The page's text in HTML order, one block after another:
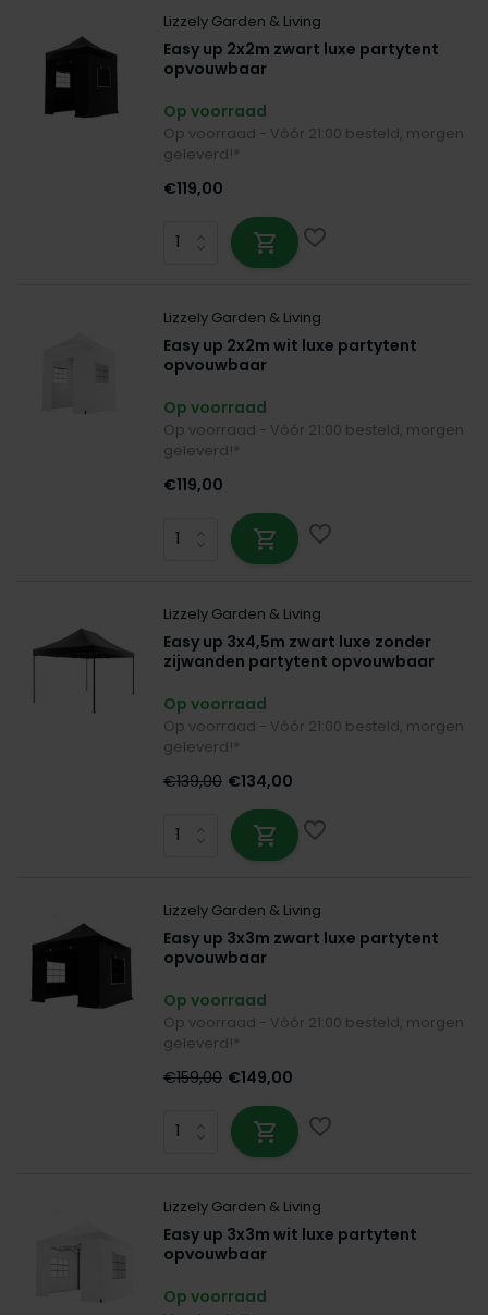
Lizzely Garden & Living
Easy up 2x2m zwart luxe partytent
opvouwbaar
Op voorraad
Op voorraad - Vóór 21:00 besteld, morgen
geleverd!*
€119,00
Lizzely Garden & Living
Easy up 2x2m wit luxe partytent
opvouwbaar
Op voorraad
Op voorraad - Vóór 21:00 besteld, morgen
geleverd!*
€119,00
Lizzely Garden & Living
Easy up 3x4,5m zwart luxe zonder
zijwanden partytent opvouwbaar
Op voorraad
Op voorraad - Vóór 21:00 besteld, morgen
geleverd!*
€139,00 €134,00
Lizzely Garden & Living
Easy up 3x3m zwart luxe partytent
opvouwbaar
Op voorraad
Op voorraad - Vóór 21:00 besteld, morgen
geleverd!*
€159,00 €149,00
Lizzely Garden & Living
Easy up 3x3m wit luxe partytent
opvouwbaar
Op voorraad